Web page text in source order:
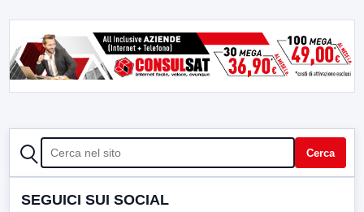
CERCA Cerca
SEGUICI SUI SOCIAL